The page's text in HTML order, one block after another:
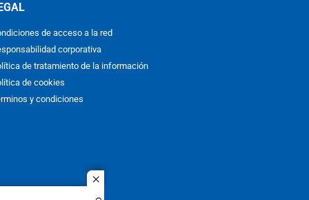
close
de acceso a la red
corporativa
de tratamiento de la información
de cookies
y condiciones